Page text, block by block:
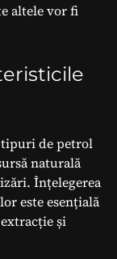
altele vor fi
tipuri de petrol
naturală
Înțelegerea
este esențială
și